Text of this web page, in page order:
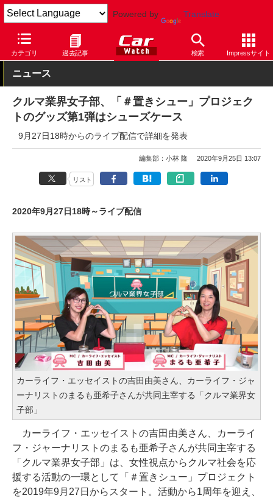
Powered by Translate
カテゴリ 過去記事 検索 Impressサイト
Car Watch パーツ その他
ニュース
クルマ業界女子部、「＃置きシュー」プロジェク
トのグッズ第1弾はシューズケース
9月27日18時からのライブ配信で詳細を発表
編集部：小林 隆 2020年9月25日 13:07
リスト
2020年9月27日18時～ライブ配信
カーライフ・エッセイストの吉田由美さん、カーライフ・ジャ
ーナリストのまるも亜希子さんが共同主宰する「クルマ業界女
子部」
カーライフ・エッセイストの吉田由美さん、カーライ
フ・ジャーナリストのまるも亜希子さんが共同主宰する
「クルマ業界女子部」は、女性視点からクルマ社会を応
援する活動の一環として「＃置きシュー」プロジェクト
を2019年9月27日からスタート。活動から1周年を迎え、